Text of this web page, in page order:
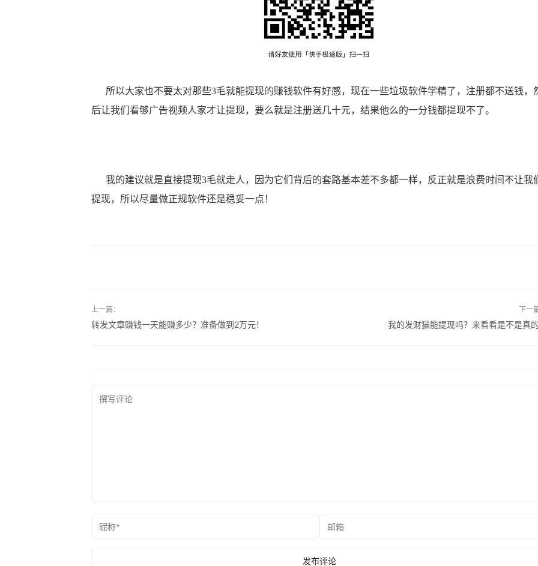
所以大家也不要太对那些3毛就能提现的赚钱软件有好感，现在一些垃圾软件学精了，注册都不送钱，
后让我们看够广告视频人家才让提现，要么就是注册送几十元，结果他么的一分钱都提现不了。
我的建议就是直接提现3毛就走人，因为它们背后的套路基本差不多都一样，反正就是浪费时间不让我
提现，所以尽量做正规软件还是稳妥一点！
上一篇：
转发文章赚钱一天能赚多少？准备做到2万元！
下一
我的发财猫能提现吗？来看看是不是真